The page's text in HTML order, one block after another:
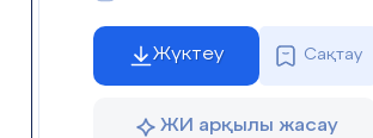
Жүктеу Сақтау
ЖИ арқылы жасау